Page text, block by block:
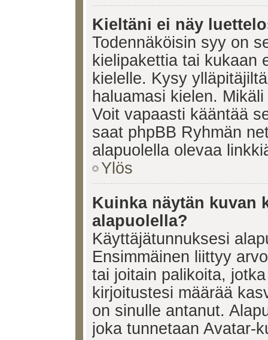
Kieltäni ei näy
Todennäköisin syy on
kielipakettia tai kukaan
kielelle. Kysy
haluamasi kielen.
Voit vapaasti kääntää
saat phpBB Ryhmän
alapuolella olevaa
Ylös
Kuinka näytän kuvan
alapuolella?
Käyttäjätunnuksesi
Ensimmäinen liittyy
tai joitain palikoita,
kirjoitustesi määrää
on sinulle antanut.
joka tunnetaan Avatar-